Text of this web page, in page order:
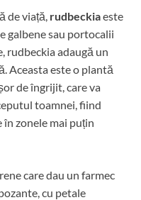
de viață, rudbeckiaeste
galbene sau portocalii
rudbeckia adaugă un
Aceasta este o plantă
de îngrijit, care va
toamnei, fiind
zonele mai puțin
care dau un farmec
cu petale